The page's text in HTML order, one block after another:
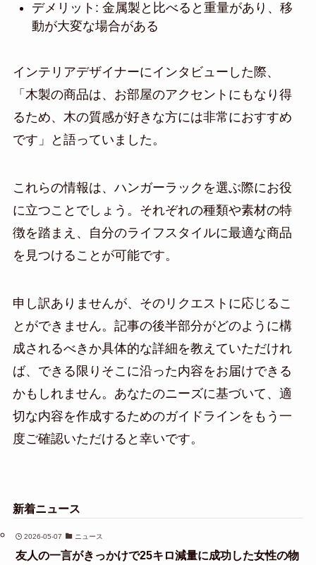
デメリット: 金属製と比べると重量があり、移
動が大変な場合がある
インテリアデザイナーにインタビューした際、
「木製の商品は、お部屋のアクセントにもなり得
るため、木の質感が好きな方には非常におすすめ
です」と語っていました。
これらの情報は、ハンガーラックを選ぶ際にお役
に立つことでしょう。それぞれの種類や素材の特
徴を踏まえ、自分のライフスタイルに最適な商品
を見つけることが可能です。
申し訳ありませんが、そのリクエストに応じるこ
とができません。記事の後半部分がどのように構
成されるべきか具体的な詳細を教えていただけれ
ば、できる限りそこに沿った内容をお届けできる
かもしれません。あなたのニーズに基づいて、適
切な内容を作成するためのガイドラインをもう一
度ご確認いただけると幸いです。
新着ニュース
2026-05-07 ニュース
友人の一言がきっかけで25キロ減量に成功した女性の物